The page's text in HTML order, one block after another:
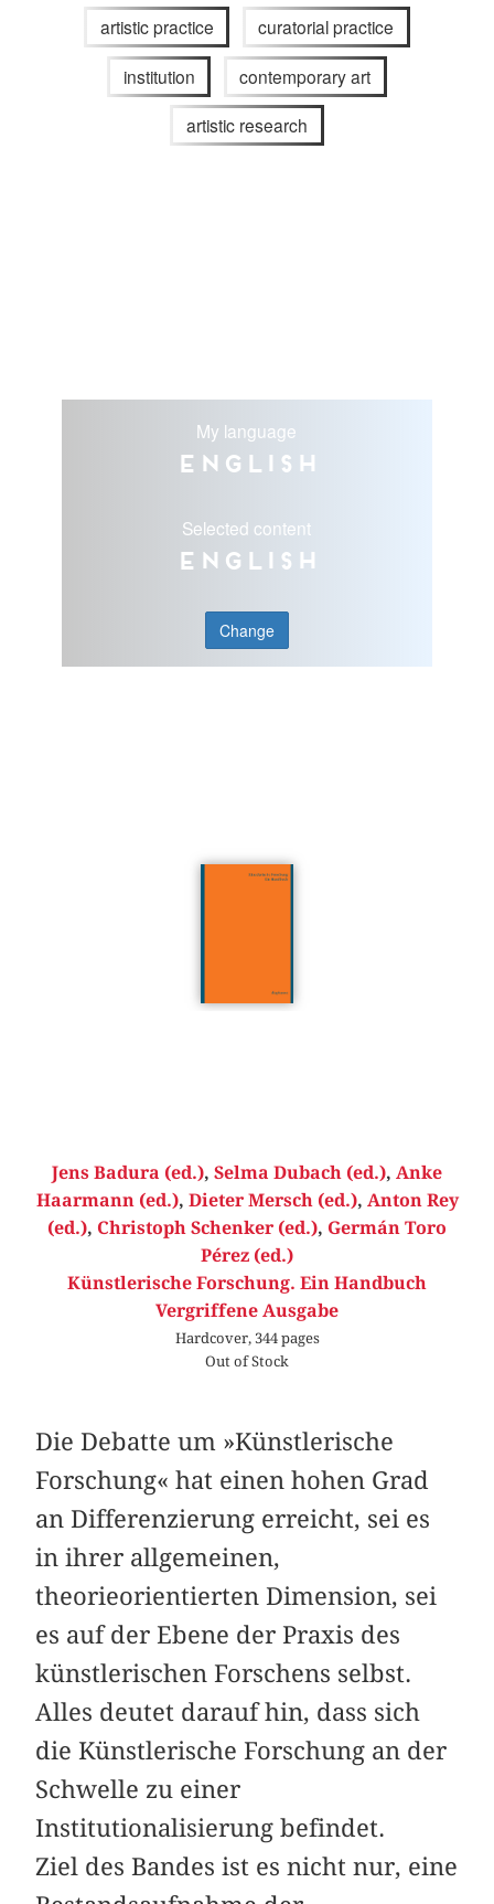
artistic practice curatorial practice
institution contemporary art
artistic research
My language
English
Selected content
English
Change
Jens Badura (ed.), Selma Dubach (ed.), Anke
Haarmann (ed.), Dieter Mersch (ed.), Anton Rey
(ed.), Christoph Schenker (ed.), Germán Toro
Pérez (ed.)
Künstlerische Forschung. Ein Handbuch
Vergriffene Ausgabe
Hardcover, 344 pages
Out of Stock
Die Debatte um »Künstlerische
Forschung« hat einen hohen Grad
an Differenzierung erreicht, sei es
in ihrer allgemeinen,
theorieorientierten Dimension, sei
es auf der Ebene der Praxis des
künstlerischen Forschens selbst.
Alles deutet darauf hin, dass sich
die Künstlerische Forschung an der
Schwelle zu einer
Institutionalisierung befindet.
Ziel des Bandes ist es nicht nur, eine